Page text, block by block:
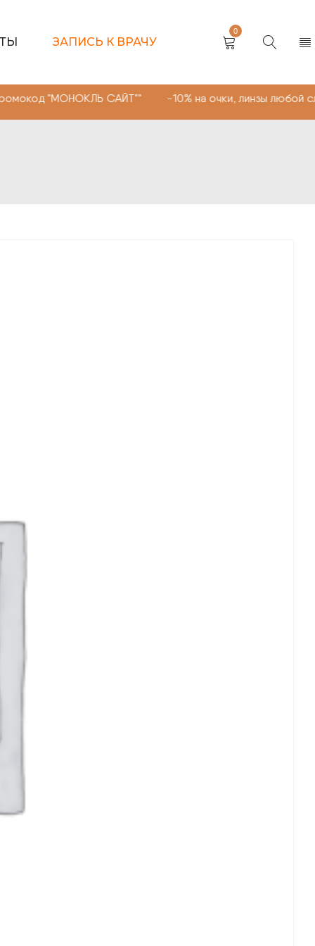
ЗАПИСЬ К ВРАЧУ
0
САЙТ"" -10% на очки, линзы любой